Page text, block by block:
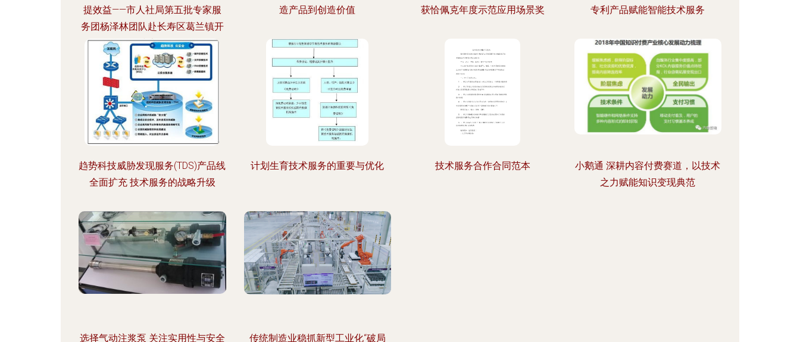
提效益——市人社局第五批专家服
务团杨泽林团队赴长寿区葛兰镇开
展技术服务
造产品到创造价值
获恰佩克年度示范应用场景奖
专利产品赋能智能技术服务
趋势科技威胁发现服务(TDS)产品线
全面扩充 技术服务的战略升级
计划生育技术服务的重要与优化 技术服务合作合同范本
小鹅通 深耕内容付费赛道，以技术
之力赋能知识变现典范
选择气动注浆泵 关注实用性与安全 传统制造业稳抓新型工业化“破局